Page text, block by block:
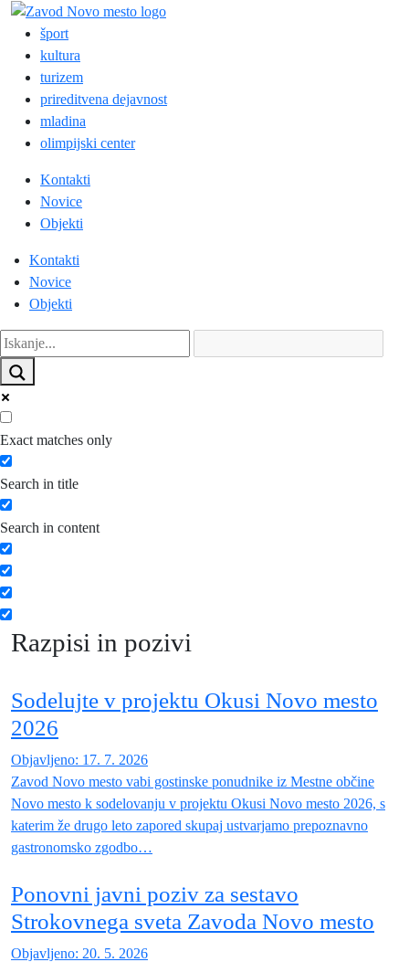
šport
kultura
turizem
prireditvena dejavnost
mladina
olimpijski center
Kontakti
Novice
Objekti
Kontakti
Novice
Objekti
Exact matches only
Search in title
Search in content
Razpisi in pozivi
Sodelujte v projektu Okusi Novo mesto
2026
Objavljeno: 17. 7. 2026
Zavod Novo mesto vabi gostinske ponudnike iz Mestne občine
Novo mesto k sodelovanju v projektu Okusi Novo mesto 2026, s
katerim že drugo leto zapored skupaj ustvarjamo prepoznavno
gastronomsko zgodbo…
Ponovni javni poziv za sestavo
Strokovnega sveta Zavoda Novo mesto
Objavljeno: 20. 5. 2026